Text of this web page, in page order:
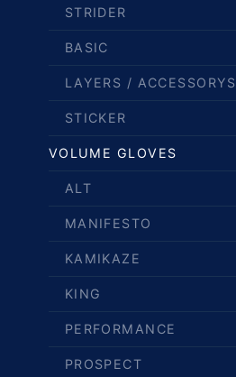
STRIDER
BASIC
LAYERS / ACCESSORYS
STICKER
VOLUME GLOVES
ALT
MANIFESTO
KAMIKAZE
KING
PERFORMANCE
PROSPECT